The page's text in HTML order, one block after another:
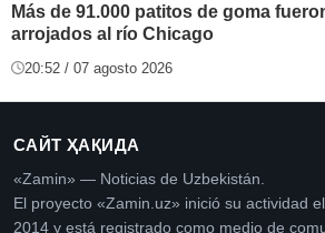
Más de 91.000 patitos de goma
arrojados al río Chicago
20:52 / 07 agosto 2026
САЙТ ҲАҚИДА
«Zamin» — Noticias de Uzbekistán.
El proyecto «Zamin.uz» inició su actividad
2014 y está registrado como medio de